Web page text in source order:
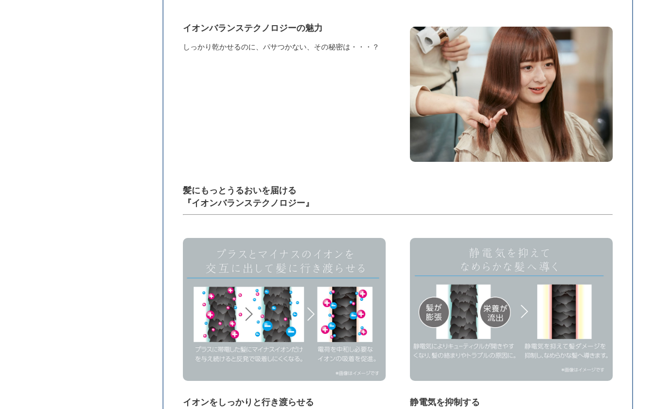
イオンバランステクノロジーの魅力
しっかり乾かせるのに、パサつかない、その秘密は・・・？
髪にもっとうるおいを届ける
『イオンバランステクノロジー』
イオンをしっかりと行き渡らせる 静電気を抑制する